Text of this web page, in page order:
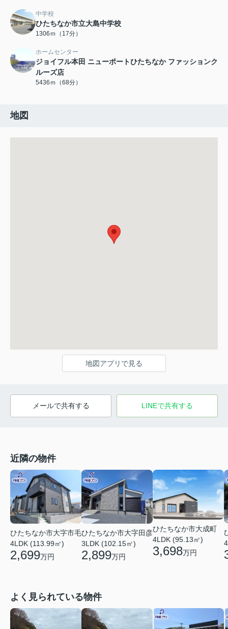
中学校
ひたちなか市立大島中学校
1306ｍ（17分）
ホームセンター
ジョイフル本田 ニューポートひたちなか ファッションク
ルーズ店
5436ｍ（68分）
地図
地図アプリで見る
メールで共有する LINEで共有する
近隣の物件
ひたちなか市大字市毛
4LDK (113.99㎡)
2,699万円
ひたちなか市大字田彦
3LDK (102.15㎡)
2,899万円
ひたちなか市大成町
4LDK (95.13㎡)
3,698万円
よく見られている物件